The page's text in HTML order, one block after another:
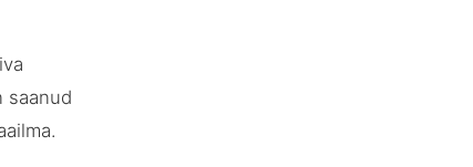
saanud